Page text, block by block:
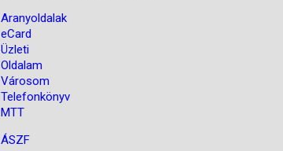
Aranyoldalak
eCard
Üzleti
Oldalam
Városom
Telefonkönyv
MTT
ÁSZF